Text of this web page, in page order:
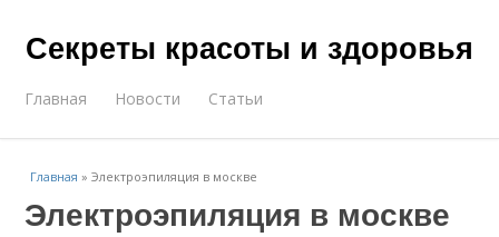
Секреты красоты и здоровья
Главная Новости Статьи
Главная »Электроэпиляция в москве
Электроэпиляция в москве